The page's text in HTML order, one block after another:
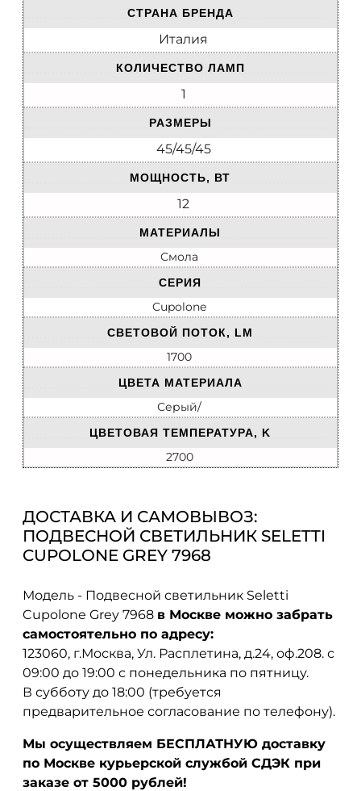
СТРАНА БРЕНДА
Италия
КОЛИЧЕСТВО ЛАМП
1
РАЗМЕРЫ
45/45/45
МОЩНОСТЬ, ВТ
12
МАТЕРИАЛЫ
Смола
СЕРИЯ
Cupolone
СВЕТОВОЙ ПОТОК, LM
1700
ЦВЕТА МАТЕРИАЛА
Серый/
ЦВЕТОВАЯ ТЕМПЕРАТУРА, K
2700
ДОСТАВКА И САМОВЫВОЗ:
ПОДВЕСНОЙ СВЕТИЛЬНИК SELETTI
CUPOLONE GREY 7968
Модель - Подвесной светильник Seletti
Cupolone Grey 7968 в Москве можно забрать
самостоятельно по адресу:
123060, г.Москва, Ул. Расплетина, д.24, оф.208. с
09:00 до 19:00 с понедельника по пятницу.
В субботу до 18:00 (требуется
предварительное согласование по телефону).
Мы осуществляем БЕСПЛАТНУЮ доставку
по Москве курьерской службой СДЭК при
заказе от 5000 рублей!